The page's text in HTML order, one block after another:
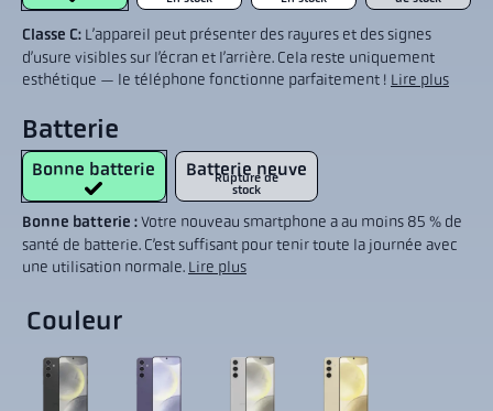
Classe C: L’appareil peut présenter des rayures et des signes
d’usure visibles sur l’écran et l’arrière. Cela reste uniquement
esthétique — le téléphone fonctionne parfaitement ! Lire plus
Batterie
Bonne batterie Batterie neuve
Rupture de
stock
Bonne batterie :Votre nouveau smartphone a au moins 85 % de
santé de batterie. C’est suffisant pour tenir toute la journée avec
une utilisation normale. Lire plus
Couleur